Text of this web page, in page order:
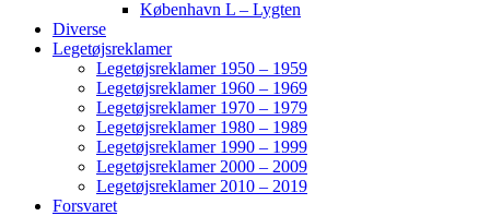
København L – Lygten
Diverse
Legetøjsreklamer
Legetøjsreklamer 1950 – 1959
Legetøjsreklamer 1960 – 1969
Legetøjsreklamer 1970 – 1979
Legetøjsreklamer 1980 – 1989
Legetøjsreklamer 1990 – 1999
Legetøjsreklamer 2000 – 2009
Legetøjsreklamer 2010 – 2019
Forsvaret